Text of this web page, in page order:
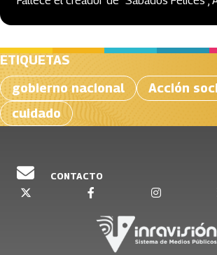
ETIQUETAS
gobierno nacional
Acción
cuidado
CONTACTO